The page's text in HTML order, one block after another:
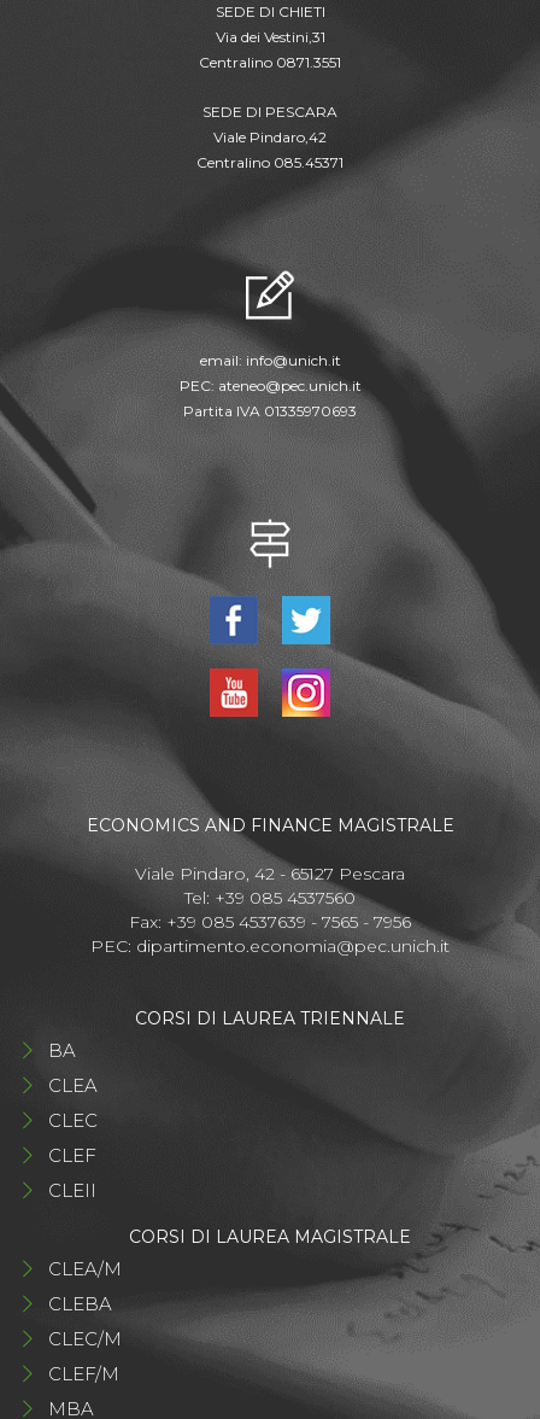
SEDE DI CHIETI
Via dei Vestini,31
Centralino 0871.3551
SEDE DI PESCARA
Viale Pindaro,42
Centralino 085.45371
email: info@unich.it
PEC: ateneo@pec.unich.it
Partita IVA 01335970693
ECONOMICS AND FINANCE MAGISTRALE
Viale Pindaro, 42 - 65127 Pescara
Tel: +39 085 4537560
Fax: +39 085 4537639 - 7565 - 7956
PEC: dipartimento.economia@pec.unich.it
CORSI DI LAUREA TRIENNALE
BA
CLEA
CLEC
CLEF
CLEII
CORSI DI LAUREA MAGISTRALE
CLEA/M
CLEBA
CLEC/M
CLEF/M
MBA